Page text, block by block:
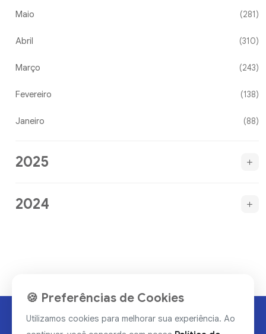
Maio (281)
Abril (310)
Março (243)
Fevereiro (138)
Janeiro (88)
2025
2024
🍪 Preferências de Cookies
Utilizamos cookies para melhorar sua experiência. Ao